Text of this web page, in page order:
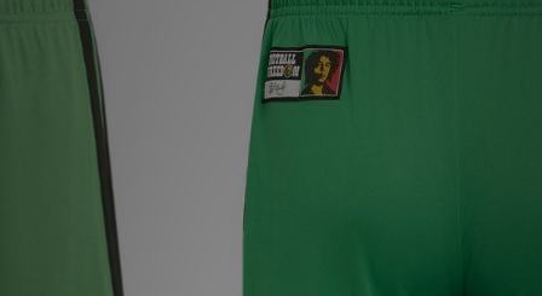
Ver Marcas
Deportes & Fitness
JD Fútbol
TARJETA REGALO